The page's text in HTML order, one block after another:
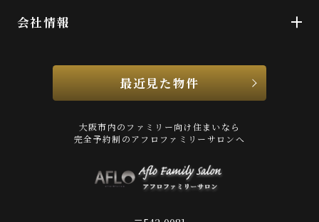
会社情報
最近見た物件
大阪市内のファミリー向け住まいなら
完全予約制のアフロファミリーサロンへ